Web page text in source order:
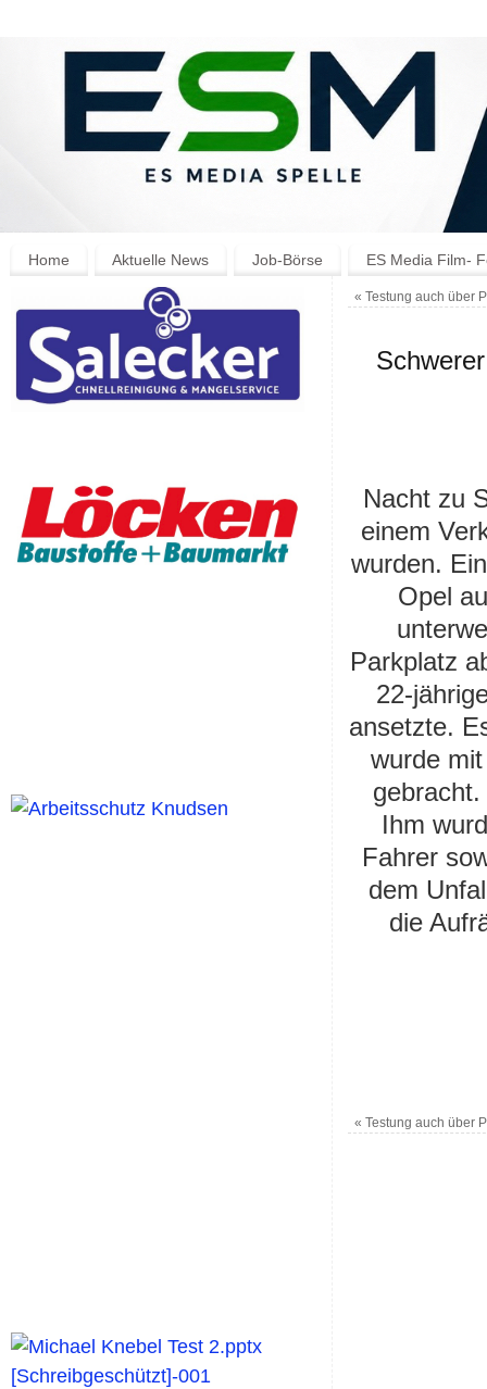
Home Aktuelle News Job-Börse ES Media Film-
« Testung auch über
Nacht zu
einem
wurden.
Opel
Parkplatz
22-
ansetzte.
wurde
Ihm
Fahrer
dem
die
« Testung auch über